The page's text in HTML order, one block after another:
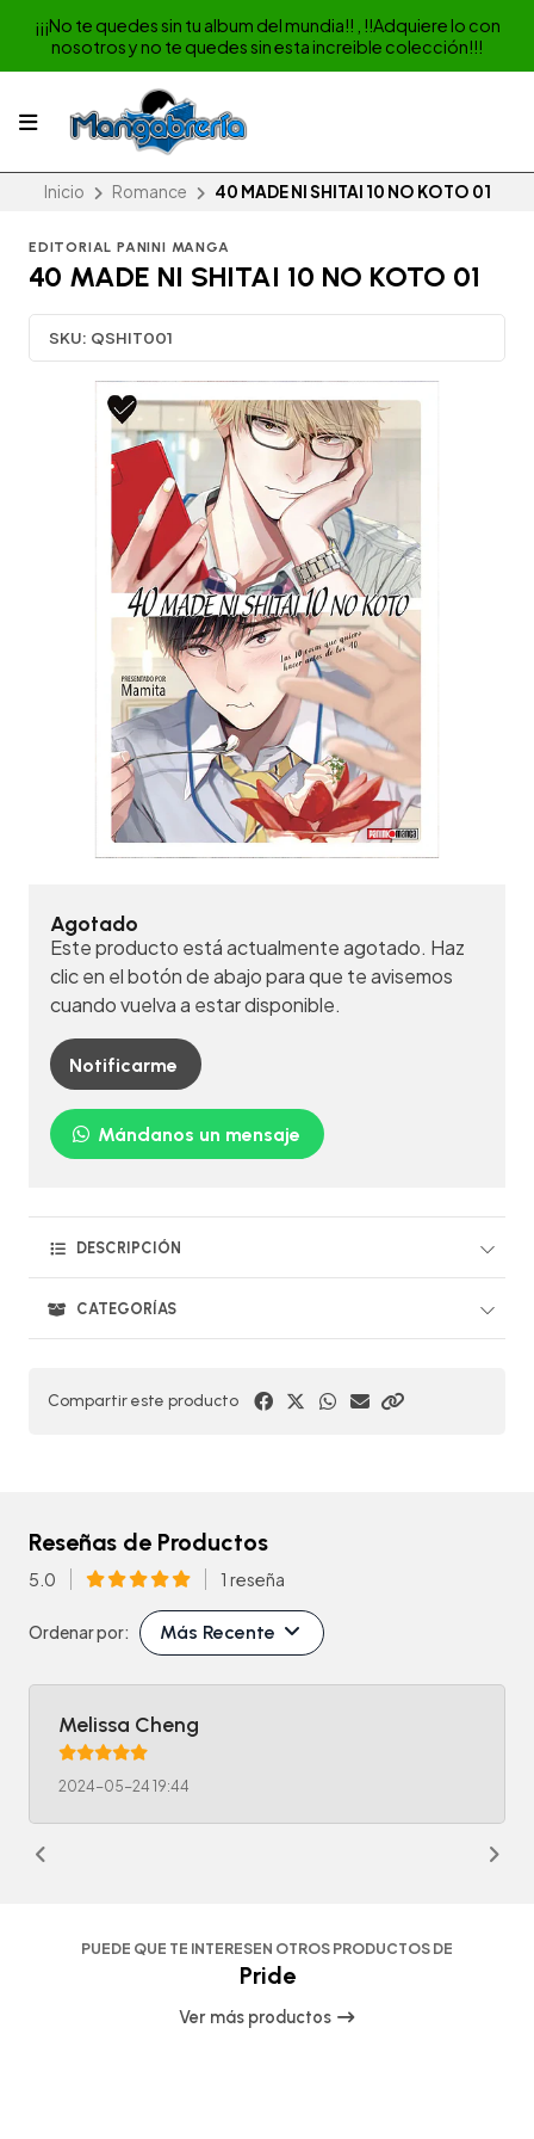
¡¡¡No te quedes sin tu album del mundia!! , !!Adquiere lo con
nosotros y no te quedes sin esta increible colección!!!
Inicio Romance 40 MADE NI SHITAI 10 NO KOTO 01
EDITORIAL PANINI MANGA
40 MADE NI SHITAI 10 NO KOTO 01
SKU: QSHIT001
Agotado
Este producto está actualmente agotado. Haz
clic en el botón de abajo para que te avisemos
cuando vuelva a estar disponible.
Notificarme
Mándanos un mensaje
DESCRIPCIÓN
CATEGORÍAS
Compartir este producto
Reseñas de Productos
5.0 1 reseña
Ordenar por: Más Recente
Melissa Cheng
2024-05-24 19:44
PUEDE QUE TE INTERESEN OTROS PRODUCTOS DE
Pride
Ver más productos